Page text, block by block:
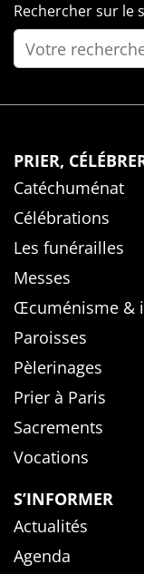
Rechercher sur le
PRIER,
Catéchuménat
Célébrations
Les funérailles
Messes
Œcuménisme &
Paroisses
Pèlerinages
Prier à Paris
Sacrements
Vocations
S’INFORMER
Actualités
Agenda